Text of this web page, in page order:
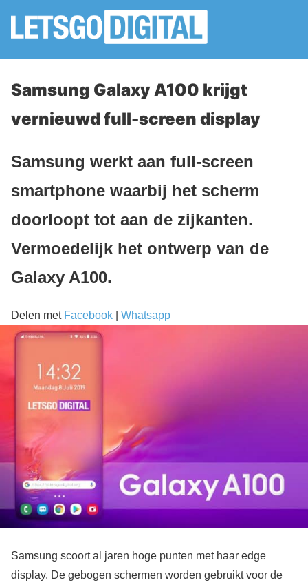
Samsung Galaxy A100 krijgt
vernieuwd full-screen display
Samsung werkt aan full-screen
smartphone waarbij het scherm
doorloopt tot aan de zijkanten.
Vermoedelijk het ontwerp van de
Galaxy A100.
Delen met Facebook Whatsapp
Samsung scoort al jaren hoge punten met haar edge
display. De gebogen schermen worden gebruikt voor de